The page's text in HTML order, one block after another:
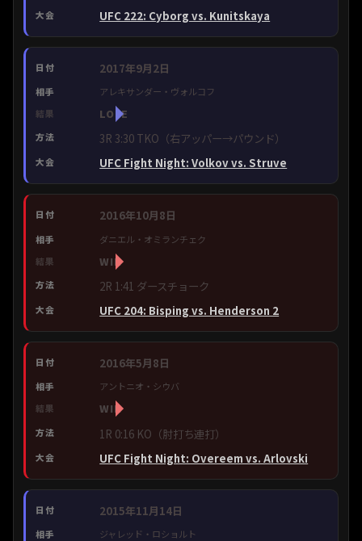
UFC 222: Cyborg vs. Kunitskaya
2017年9月2日
アレキサンダー・ヴォルコフ
LOSE
3R 3:30 TKO（右アッパー→パウンド）
UFC Fight Night: Volkov vs. Struve
2016年10月8日
ダニエル・オミランチェク
WIN
2R 1:41 ダースチョーク
UFC 204: Bisping vs. Henderson 2
2016年5月8日
アントニオ・シウバ
WIN
1R 0:16 KO（肘打ち連打）
UFC Fight Night: Overeem vs. Arlovski
2015年11月14日
ジャレッド・ロショルト